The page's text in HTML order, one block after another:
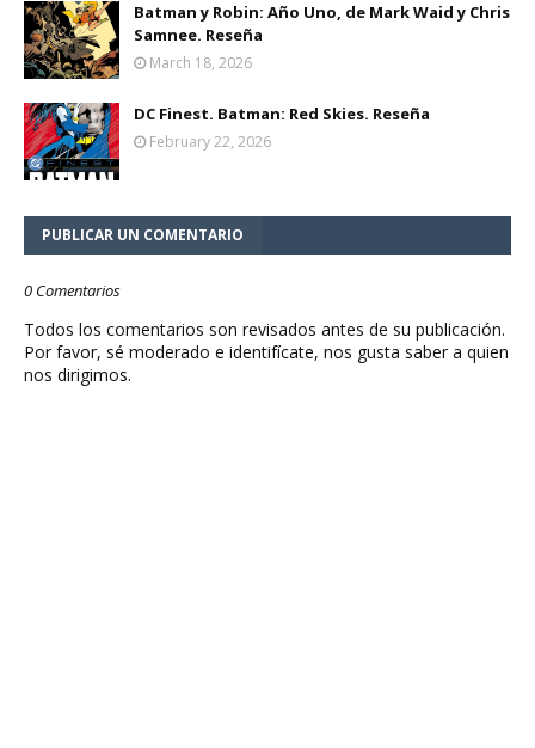
Batman y Robin: Año Uno, de Mark Waid y Chris
Samnee. Reseña
March 18, 2026
DC Finest. Batman: Red Skies. Reseña
February 22, 2026
PUBLICAR UN COMENTARIO
0 Comentarios
Todos los comentarios son revisados antes de su publicación.
Por favor, sé moderado e identifícate, nos gusta saber a quien
nos dirigimos.